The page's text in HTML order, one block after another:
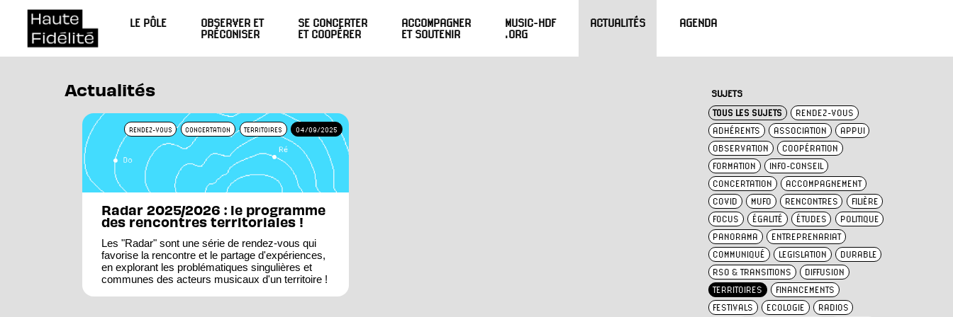
LE PÔLE
OBSERVER ET
PRÉCONISER
SE CONCERTER
ET COOPÉRER
ACCOMPAGNER
ET SOUTENIR
MUSIC-HDF
.ORG
ACTUALITÉS AGENDA
Actualités
RENDEZ-VOUS CONCERTATION TERRITOIRES 04/09/2025
Radar 2025/2026 : le programme
des rencontres territoriales !
Les "Radar" sont une série de rendez-vous qui
favorise la rencontre et le partage d'expériences,
en explorant les problématiques singulières et
communes des acteurs musicaux d'un territoire !
SUJETS
TOUS LES SUJETS
RENDEZ-VOUS
ADHÉRENTS
ASSOCIATION
APPUI
OBSERVATION
COOPÉRATION
FORMATION
INFO-CONSEIL
CONCERTATION
ACCOMPAGNEMENT
COVID
MUFO RENCONTRES
FILIÈRE
FOCUS
ÉGALITÉ ÉTUDES
POLITIQUE
PANORAMA
ENTREPRENARIAT
COMMUNIQUÉ
LEGISLATION
DURABLE
RSO & TRANSITIONS
DIFFUSION
TERRITOIRES
FINANCEMENTS
FESTIVALS
ECOLOGIE
RADIOS